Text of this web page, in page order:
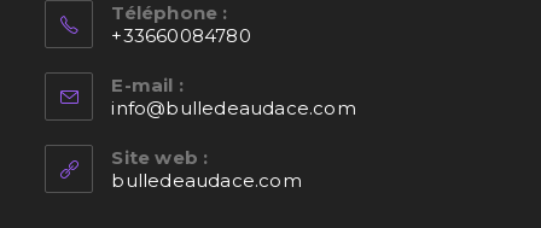
Téléphone :
+33660084780
in
your
application
E-mail :
info@bulledeaudace.comOpens
Site web :
bulledeaudace.com